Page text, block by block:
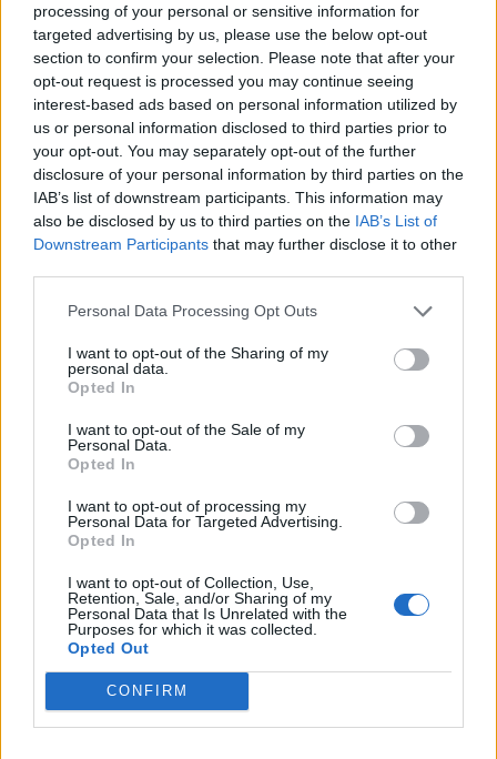
processing of your personal or sensitive information for
targeted advertising by us, please use the below opt-out
section to confirm your selection. Please note that after your
opt-out request is processed you may continue seeing
interest-based ads based on personal information utilized by
us or personal information disclosed to third parties prior to
your opt-out. You may separately opt-out of the further
disclosure of your personal information by third parties on the
IAB’s list of downstream participants. This information may
also be disclosed by us to third parties on the IAB’s List of
Downstream Participants that may further disclose it to other
Personal Data Processing Opt Outs
I want to opt-out of the Sharing of my
personal data.
Opted In
I want to opt-out of the Sale of my
Personal Data.
Opted In
I want to opt-out of processing my
Personal Data for Targeted Advertising.
Opted In
I want to opt-out of Collection, Use,
Retention, Sale, and/or Sharing of my
Personal Data that Is Unrelated with the
Purposes for which it was collected.
Opted Out
CONFIRM